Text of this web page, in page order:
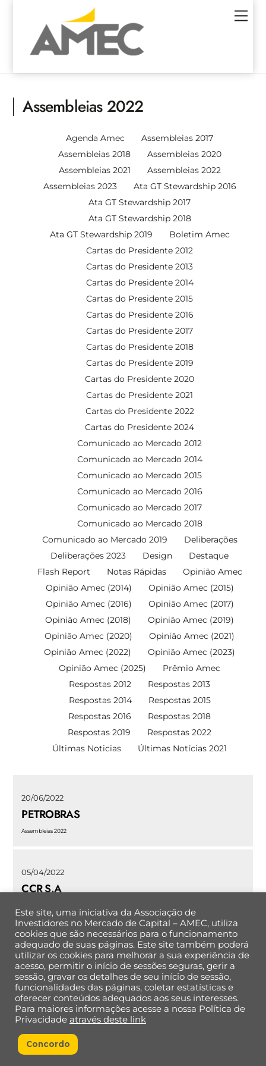
Assembleias 2022
Agenda Amec
Assembleias 2017
Assembleias 2018
Assembleias 2020
Assembleias 2021
Assembleias 2022
Assembleias 2023
Ata GT Stewardship 2016
Ata GT Stewardship 2017
Ata GT Stewardship 2018
Ata GT Stewardship 2019
Boletim Amec
Cartas do Presidente 2012
Cartas do Presidente 2013
Cartas do Presidente 2014
Cartas do Presidente 2015
Cartas do Presidente 2016
Cartas do Presidente 2017
Cartas do Presidente 2018
Cartas do Presidente 2019
Cartas do Presidente 2020
Cartas do Presidente 2021
Cartas do Presidente 2022
Cartas do Presidente 2024
Comunicado ao Mercado 2012
Comunicado ao Mercado 2014
Comunicado ao Mercado 2015
Comunicado ao Mercado 2016
Comunicado ao Mercado 2017
Comunicado ao Mercado 2018
Comunicado ao Mercado 2019
Deliberações
Deliberações 2023
Design
Destaque
Flash Report
Notas Rápidas
Opinião Amec
Opinião Amec (2014)
Opinião Amec (2015)
Opinião Amec (2016)
Opinião Amec (2017)
Opinião Amec (2018)
Opinião Amec (2019)
Opinião Amec (2020)
Opinião Amec (2021)
Opinião Amec (2022)
Opinião Amec (2023)
Opinião Amec (2025)
Prêmio Amec
Respostas 2012
Respostas 2013
Respostas 2014
Respostas 2015
Respostas 2016
Respostas 2018
Respostas 2019
Respostas 2022
Últimas Noticias
Últimas Notícias 2021
20/06/2022
PETROBRAS
Assembleias 2022
05/04/2022
CCR S.A
Back
To
Política de Privacidade de Dados
Este site, uma iniciativa da Associação de
Investidores no Mercado de Capital – AMEC, utiliza
cookies que são necessários para o funcionamento
adequado de suas páginas. Este site também poderá
utilizar os cookies para melhorar a sua experiência de
acesso, permitir o início de sessões seguras, gerir a
sessão, gravar os detalhes de seu início de sessão,
funcionalidades das páginas, coletar estatísticas e
oferecer conteúdos adequados aos seus interesses.
Para maiores informações acesse a nossa Política de
Privacidade através deste link
Concordo